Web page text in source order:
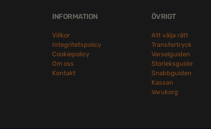
INFORMATION
Villkor
Integritetspolicy
Cookiepolicy
Om oss
Kontakt
ÖVRIGT
Att välja rätt
Transfertryck
Varselguiden
Storleksguide
Snabbguiden
Kassan
Varukorg